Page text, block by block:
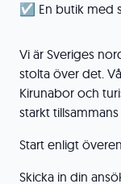
☑️ En butik med
Vi är Sveriges
stolta över det.
Kirunabor och
starkt
Start enligt
Skicka in din